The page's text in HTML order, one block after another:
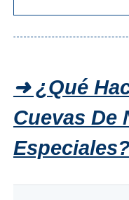
SU
VIAJE
➜
➜ ¿Qué
Cuevas De
Especiales?